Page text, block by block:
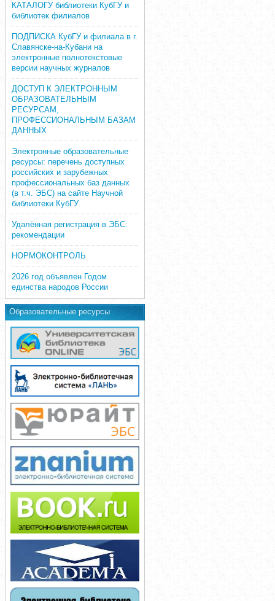
КАТАЛОГУ библиотеки КубГУ и
библиотек филиалов
ПОДПИСКА КубГУ и филиала в г.
Славянске-на-Кубани на
электронные полнотекстовые
версии научных журналов
ДОСТУП К ЭЛЕКТРОННЫМ
ОБРАЗОВАТЕЛЬНЫМ
РЕСУРСАМ,
ПРОФЕССИОНАЛЬНЫМ БАЗАМ
ДАННЫХ
Электронные образовательные
ресурсы: перечень доступных
российских и зарубежных
профессиональных баз данных
(в т.ч. ЭБС) на сайте Научной
библиотеки КубГУ
Удалённая регистрация в ЭБС:
рекомендации
НОРМОКОНТРОЛЬ
2026 год объявлен Годом
единства народов России
Образовательные ресурсы